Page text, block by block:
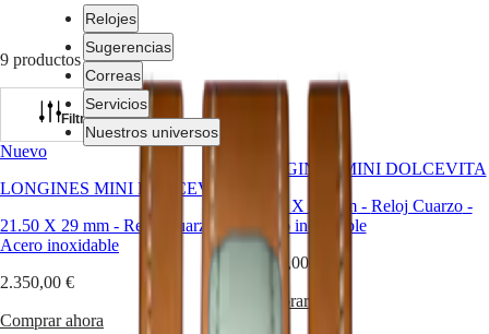
Relojes
Sugerencias
Correas
Servicios
Nuestros universos
Relojes
Master
MASTER
COLLECTION
MASTER
COLLECTION
África
South
Africa
América
Canada
9 productos
Filtrar
Nuevo
LONGINES MINI DOLCEVITA
21.50 X 29 mm - Reloj Cuarzo
Acero inoxidable
2.350,00 €
Comprar ahora
LONGINES MINI DOLCEVITA
21.50 X 29 mm- Reloj Cuarzo-
Acero inoxidable
1.750,00 €
Comprar ahora